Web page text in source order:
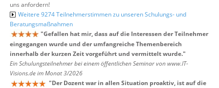
uns anfordern!
Weitere 9274 Teilnehmerstimmen zu unseren Schulungs- und
Beratungsmaßnahmen
"Gefallen hat mir, dass auf die Interessen der Teilnehmer
eingegangen wurde und der umfangreiche Themenbereich
innerhalb der kurzen Zeit vorgeführt und vermittelt wurde."
Ein Schulungsteilnehmer bei einem öffentlichen Seminar von www.IT-
Visions.de im Monat 3/2026
"Der Dozent war in allen Situation proaktiv, ist auf die